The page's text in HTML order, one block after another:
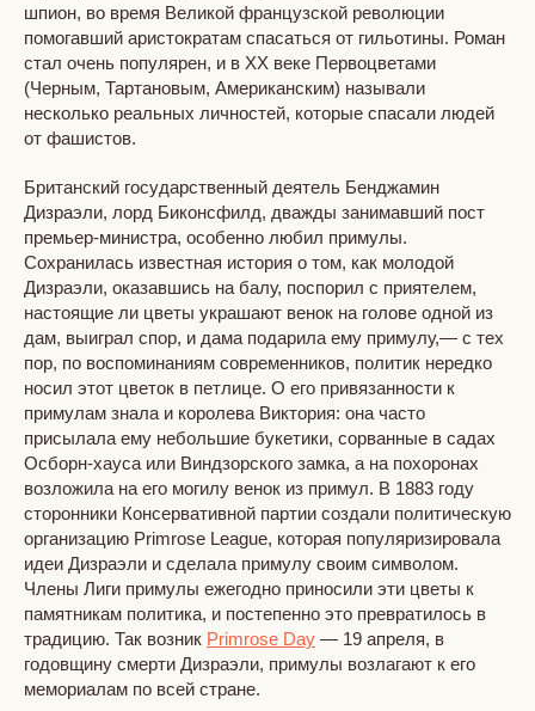
шпион, во время Великой французской революции
помогавший аристократам спасаться от гильотины. Роман
стал очень популярен, и в XX веке Первоцветами
(Черным, Тартановым, Американским) называли
несколько реальных личностей, которые спасали людей
от фашистов.
Британский государственный деятель Бенджамин
Дизраэли, лорд Биконсфилд, дважды занимавший пост
премьер-министра, особенно любил примулы.
Сохранилась известная история о том, как молодой
Дизраэли, оказавшись на балу, поспорил с приятелем,
настоящие ли цветы украшают венок на голове одной из
дам, выиграл спор, и дама подарила ему примулу,— с тех
пор, по воспоминаниям современников, политик нередко
носил этот цветок в петлице. О его привязанности к
примулам знала и королева Виктория: она часто
присылала ему небольшие букетики, сорванные в садах
Осборн-хауса или Виндзорского замка, а на похоронах
возложила на его могилу венок из примул. В 1883 году
сторонники Консервативной партии создали политическую
организацию Primrose League, которая популяризировала
идеи Дизраэли и сделала примулу своим символом.
Члены Лиги примулы ежегодно приносили эти цветы к
памятникам политика, и постепенно это превратилось в
традицию. Так возник Primrose Day — 19 апреля, в
годовщину смерти Дизраэли, примулы возлагают к его
мемориалам по всей стране.